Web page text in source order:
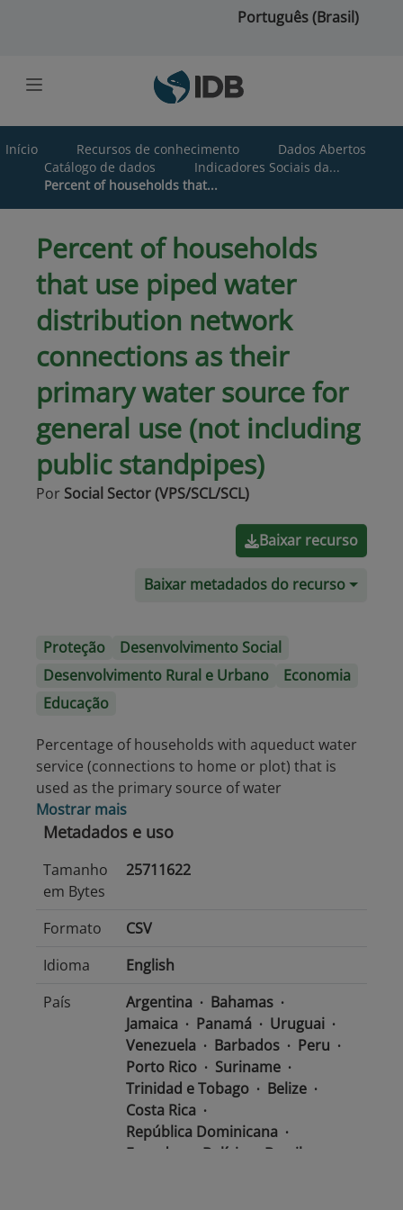
Português (Brasil)
Início Recursos de conhecimento
Dados Abertos
Catálogo de dados
Indicadores Sociais da...
Percent of households that...
Percent of households
that use piped water
distribution network
connections as their
primary water source for
general use (not including
public standpipes)
Por Social Sector (VPS/SCL/SCL)
Baixar recurso
Baixar metadados do recurso
Proteção
Desenvolvimento Social
Desenvolvimento Rural e Urbano
Economia
Educação
Percentage of households with aqueduct water
service (connections to home or plot) that is
used as the primary source of water
Mostrar mais
Metadados e uso
Tamanho
em Bytes
25711622
Formato
CSV
Idioma
English
País
Argentina
Bahamas
Jamaica
Panamá
Uruguai
Venezuela
Barbados
Peru
Porto Rico
Suriname
Trinidad e Tobago
Belize
Costa Rica
República Dominicana
Equador
Bolívia
Brasil